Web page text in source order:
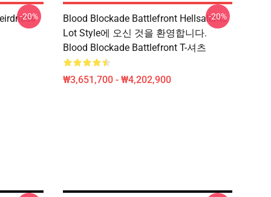
-20%
Blood Blockade Battlefront Hellsalems
Lot Style에 오신 것을 환영합니다.
Blood Blockade Battlefront T-셔츠
₩3,651,700 - ₩4,202,900
-20%